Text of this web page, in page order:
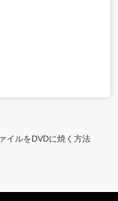
イルをDVDに焼く方法